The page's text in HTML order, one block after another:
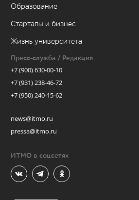
Образование
Стартапы и бизнес
Жизнь университета
Пресс-служба / Редакция
+7 (900) 630-00-10
+7 (931) 238-46-72
+7 (950) 240-15-62
news@itmo.ru
pressa@itmo.ru
ИТМО в соцсетях